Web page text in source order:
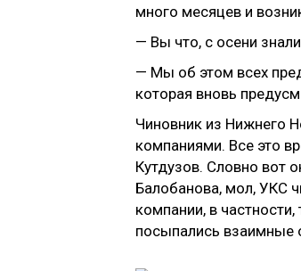
много месяцев и
— Вы что, с осени
— Мы об этом всех
которая вновь
Чиновник из Нижнего
компаниями. Все это
Кутдузов. Словно вот
Балобанова, мол, УКС
компании, в
посыпались взаимные